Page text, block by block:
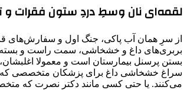
لقمه‌ای نان وسطِ دردِ ستون فقرات و
از سرِ همان آب پاکی، جنگ اول و سفارش‌های
بربری‌های داغ و خشخاشی، سمت راست و
بستن پرسنل بیمارستان است و معمولا
سراغ خشخاشی داغ برای پزشکان متخصصی که
می‌کنند. یا حتی کسی مانند دکتر نصرت که